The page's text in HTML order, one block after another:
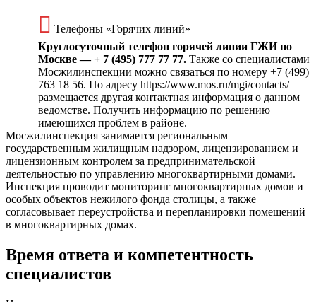
Телефоны «Горячих линий»
Круглосуточный телефон горячей линии ГЖИ по
Москве — + 7 (495) 777 77 77. Также со специалистами
Мосжилинспекции можно связаться по номеру +7 (499)
763 18 56. По адресу https://www.mos.ru/mgi/contacts/
размещается другая контактная информация о данном
ведомстве. Получить информацию по решению
имеющихся проблем в районе.
Мосжилинспекция занимается региональным
государственным жилищным надзором, лицензированием и
лицензионным контролем за предпринимательской
деятельностью по управлению многоквартирными домами.
Инспекция проводит мониторинг многоквартирных домов и
особых объектов нежилого фонда столицы, а также
согласовывает переустройства и перепланировки помещений
в многоквартирных домах.
Время ответа и компетентность
специалистов